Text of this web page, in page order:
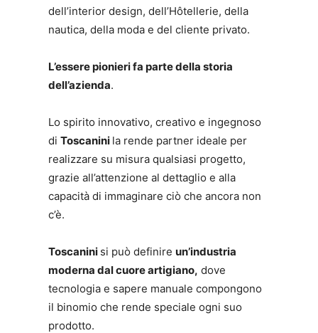
dell’interior design, dell’Hôtellerie, della
nautica, della moda e del cliente privato.
L’essere pionieri fa parte della storia
dell’azienda.
Lo spirito innovativo, creativo e ingegnoso
di Toscanini la rende partner ideale per
realizzare su misura qualsiasi progetto,
grazie all’attenzione al dettaglio e alla
capacità di immaginare ciò che ancora non
c’è.
Toscanini si può definire un’industria
moderna dal cuore artigiano, dove
tecnologia e sapere manuale compongono
il binomio che rende speciale ogni suo
prodotto.